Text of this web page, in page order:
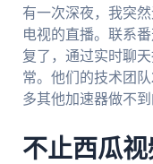
有一次深夜，我突
电视的直播。联系
复了，通过实时聊
常。他们的技术团
多其他加速器做不到
不止西瓜